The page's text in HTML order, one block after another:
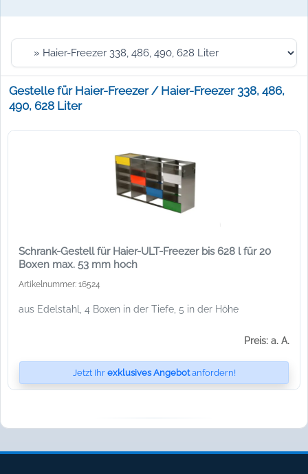
Gestelle für Haier-Freezer / Haier-Freezer 338, 486,
490, 628 Liter
Schrank-Gestell für Haier-ULT-Freezer bis 628 l für 20
Boxen max. 53 mm hoch
Artikelnummer: 16524
aus Edelstahl, 4 Boxen in der Tiefe, 5 in der Höhe
Preis: a. A.
Jetzt Ihr exklusives Angebotanfordern!